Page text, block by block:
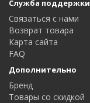
Служба поддержки
Связаться с нами
Возврат товара
Карта сайта
FAQ
Дополнительно
Бренд
Товары со скидкой